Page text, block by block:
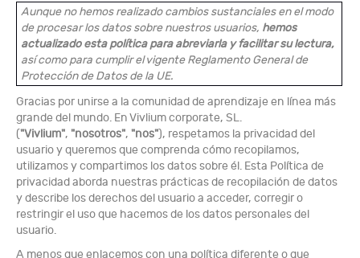
Aunque no hemos realizado cambios sustanciales en el modo
de procesar los datos sobre nuestros usuarios, hemos
actualizado esta política para abreviarla y facilitar su lectura,
así como para cumplir el vigente Reglamento General de
Protección de Datos de la UE.
Gracias por unirse a la comunidad de aprendizaje en línea más
grande del mundo. En Vivlium corporate, SL.
("Vivlium", "nosotros", "nos"), respetamos la privacidad del
usuario y queremos que comprenda cómo recopilamos,
utilizamos y compartimos los datos sobre él. Esta Política de
privacidad aborda nuestras prácticas de recopilación de datos
y describe los derechos del usuario a acceder, corregir o
restringir el uso que hacemos de los datos personales del
usuario.
A menos que enlacemos con una política diferente o que